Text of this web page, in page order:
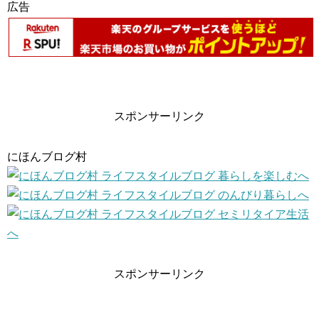
広告
スポンサーリンク
にほんブログ村
スポンサーリンク